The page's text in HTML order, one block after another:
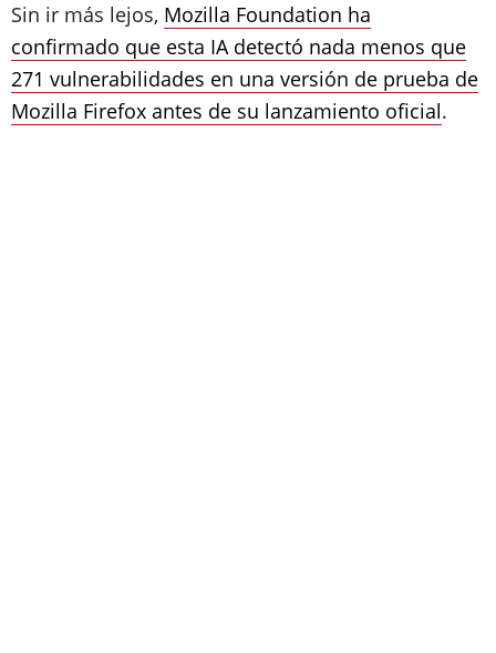
Sin ir más lejos, Mozilla Foundation ha
confirmado que esta IA detectó nada menos que
271 vulnerabilidades en una versión de prueba de
Mozilla Firefox antes de su lanzamiento oficial.